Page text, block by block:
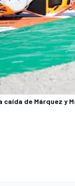
caída de Márquez y